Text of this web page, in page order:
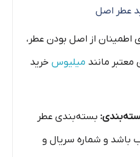
عطر اصل
اطمینان از اصل بودن عطر،
مانند میلیوس خرید
بسته‌بندی عطر
باشد و شماره سریال و